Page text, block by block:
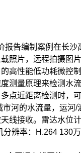
告编制案例在长沙
照片，远程拍摄图片
高性能低功耗微控
测量原理来检测水
点近距离检测时，
河的水流量，运河/
线接收。雷达水位
分辨率：H.264 130